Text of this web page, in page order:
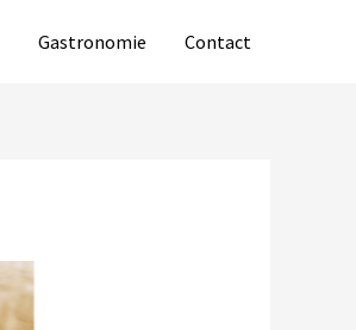
Gastronomie Contact